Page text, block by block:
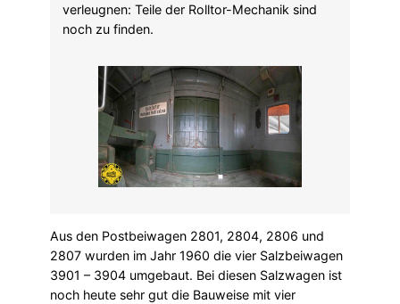
verleugnen: Teile der Rolltor-Mechanik sind
noch zu finden.
Aus den Postbeiwagen 2801, 2804, 2806 und
2807 wurden im Jahr 1960 die vier Salzbeiwagen
3901 – 3904 umgebaut. Bei diesen Salzwagen ist
noch heute sehr gut die Bauweise mit vier